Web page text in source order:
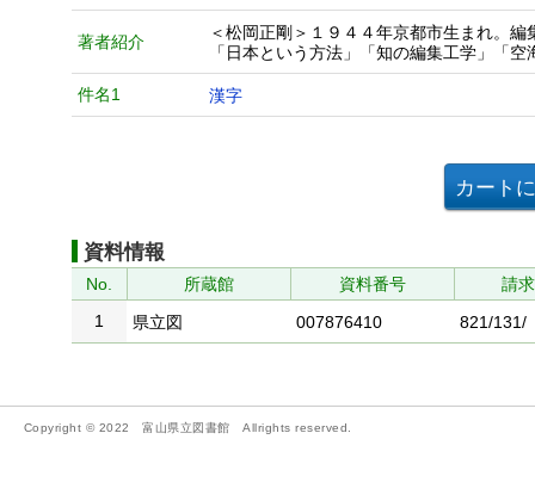
著者紹介
＜松岡正剛＞１９４４年京都市生まれ。
「日本という方法」「知の編集工学」「空
件名1 漢字
資料情報
No. 所蔵館 資料番号
請
1
県立図 007876410 821/131/
Copyright © 2022 富山県立図書館 Allrights reserved.